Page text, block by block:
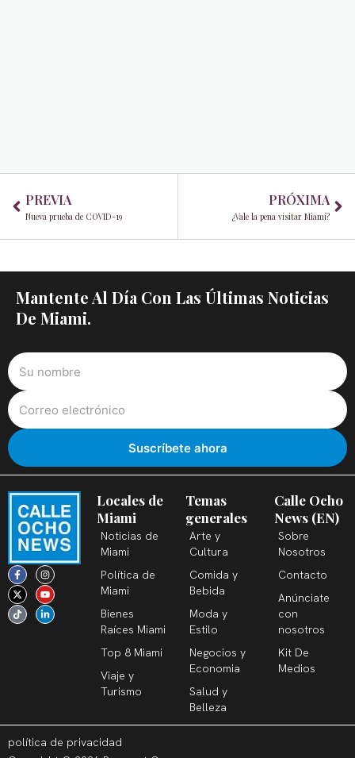
PREVIA
Nueva prueba de COVID-19
PRÓXIMA
¿Vale la pena visitar Miami?
Mantente Al Día Con Las Últimas Noticias
De Miami.
F
a
c
e
b
o
o
I
n
s
t
a
g
r
X
-
t
w
i
t
t
Y
o
u
t
u
b
e
T
i
k
t
o
k
L
i
n
k
e
d
i
Locales de
Miami
Noticias de
Miami
Política de
Miami
Bienes
Raíces Miami
Top 8 Miami
Viaje y
Turismo
Temas
generales
Arte y
Cultura
Comida y
Bebida
Moda y
Estilo
Negocios y
Economia
Salud y
Belleza
Calle Ocho
News (EN)
Sobre
Nosotros
Contacto
Anúnciate
con
nosotros
Kit De
Medios
política de privacidad